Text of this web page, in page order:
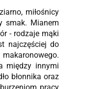
miłośnicy
smak. Mianem
- rodzaje mąki
najczęściej do
między innymi
błonnika oraz
pracy